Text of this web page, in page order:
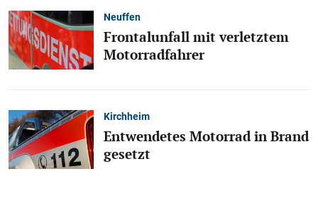
Neuffen
Frontalunfall mit verletztem
Motorradfahrer
Kirchheim
Entwendetes Motorrad in Brand
gesetzt